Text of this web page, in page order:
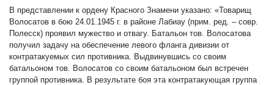
В представлении к ордену Красного Знамени указано: «Товарищ
Волосатов в бою 24.01.1945 г. в районе Лабиау (прим. ред. – совр.
Полесск) проявил мужество и отвагу. Батальон тов. Волосатова
получил задачу на обеспечение левого фланга дивизии от
контратакуемых сил противника. Выдвинувшись со своим
батальоном тов. Волосатов со своим батальоном был встречен
группой противника. В результате боя эта контратакующая группа